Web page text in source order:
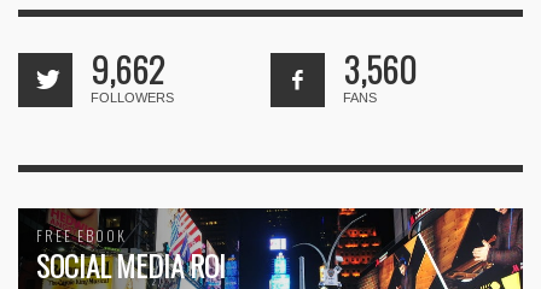
9,662
FOLLOWERS
3,560
FANS
FREE EBOOK
SOCIAL MEDIA ROI